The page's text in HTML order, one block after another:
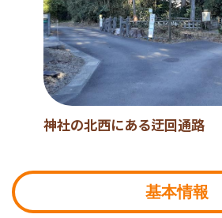
神社の北西にある迂回通路
基本情報